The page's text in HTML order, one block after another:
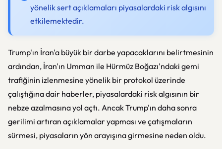
yönelik sert açıklamaları piyasalardaki risk algısını
etkilemektedir.
Trump'ın İran'a büyük bir darbe yapacaklarını belirtmesinin
ardından, İran'ın Umman ile Hürmüz Boğazı'ndaki gemi
trafiğinin izlenmesine yönelik bir protokol üzerinde
çalıştığına dair haberler, piyasalardaki risk algısının bir
nebze azalmasına yol açtı. Ancak Trump'ın daha sonra
gerilimi artıran açıklamalar yapması ve çatışmaların
sürmesi, piyasaların yön arayışına girmesine neden oldu.